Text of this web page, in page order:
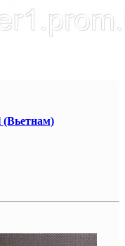
(Вьетнам)